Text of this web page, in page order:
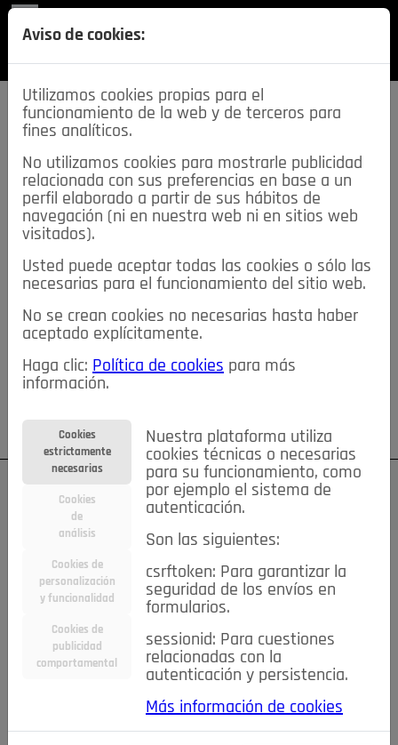
SECCIONES
descarga esta
REVISTA
≡NOTICIAS
NOTICIAS SERVICIOS DE INTERÉS
TABLÓN DE ANUNCIOS MIS ANUNCIOS CONTACTO
NOSOTROS
Su cuenta Regístrese ¿Olvidó su contraseña?
TODAS Deporte Bicicletas Deportes y Ocio
Electrodomésticos
Niños y Bebés Inmobiliaria Construcción y Reformas
Moda Accesorios Ropa Motor
Motor y Accesorios Motos Ocio
Aviso de cookies:
Utilizamos cookies propias para el
funcionamiento de la web y de terceros para
fines analíticos.
No utilizamos cookies para mostrarle publicidad
relacionada con sus preferencias en base a un
perfil elaborado a partir de sus hábitos de
navegación (ni en nuestra web ni en sitios web
visitados).
Usted puede aceptar todas las cookies o sólo las
necesarias para el funcionamiento del sitio web.
No se crean cookies no necesarias hasta haber
aceptado explícitamente.
Haga clic: Política de cookies para más
información.
Cookies
estrictamente
necesarias
Cookies
de
análisis
Cookies de
personalización
y funcionalidad
Cookies de
publicidad
comportamental
Nuestra plataforma utiliza
cookies técnicas o necesarias
para su funcionamiento, como
por ejemplo el sistema de
autenticación.
Son las siguientes:
csrftoken: Para garantizar la
seguridad de los envíos en
formularios.
sessionid: Para cuestiones
relacionadas con la
autenticación y persistencia.
Más información de cookies